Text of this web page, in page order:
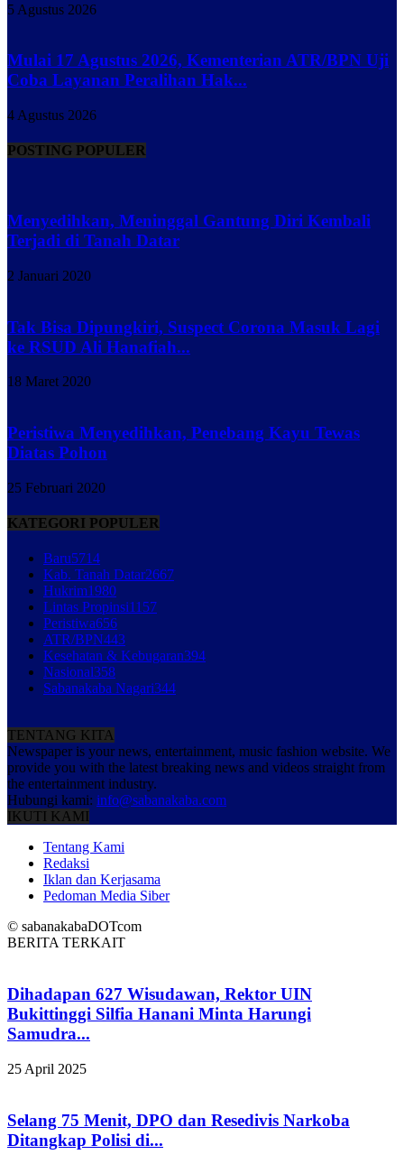
5 Agustus 2026
Mulai 17 Agustus 2026, Kementerian ATR/BPN Uji
Coba Layanan Peralihan Hak...
4 Agustus 2026
POSTING POPULER
Menyedihkan, Meninggal Gantung Diri Kembali
Terjadi di Tanah Datar
2 Januari 2020
Tak Bisa Dipungkiri, Suspect Corona Masuk Lagi
ke RSUD Ali Hanafiah...
18 Maret 2020
Peristiwa Menyedihkan, Penebang Kayu Tewas
Diatas Pohon
25 Februari 2020
KATEGORI POPULER
Baru5714
Kab. Tanah Datar2667
Hukrim1980
Lintas Propinsi1157
Peristiwa656
ATR/BPN443
Kesehatan & Kebugaran394
Nasional358
Sabanakaba Nagari344
TENTANG KITA
Newspaper is your news, entertainment, music fashion website. We
provide you with the latest breaking news and videos straight from
the entertainment industry.
Hubungi kami: info@sabanakaba.com
IKUTI KAMI
Tentang Kami
Redaksi
Iklan dan Kerjasama
Pedoman Media Siber
© sabanakabaDOTcom
BERITA TERKAIT
Dihadapan 627 Wisudawan, Rektor UIN
Bukittinggi Silfia Hanani Minta Harungi
Samudra...
25 April 2025
Selang 75 Menit, DPO dan Resedivis Narkoba
Ditangkap Polisi di...